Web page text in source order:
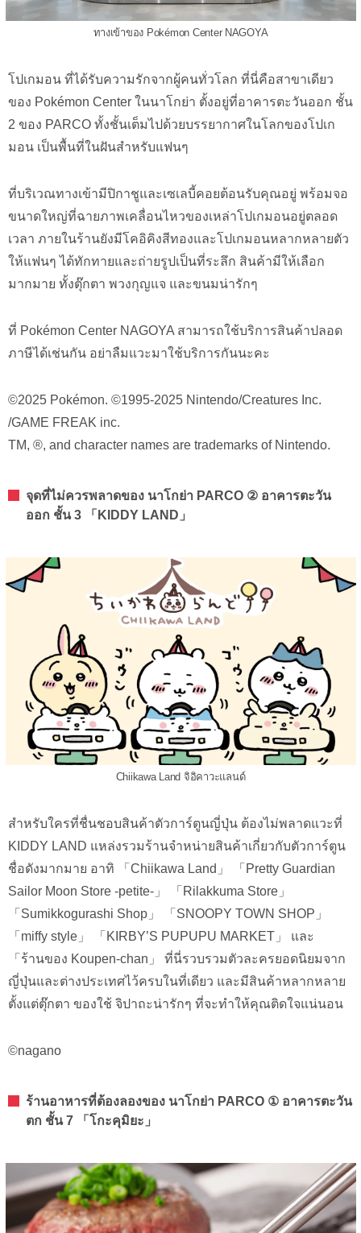
ทางเข้าของ Pokémon Center NAGOYA
โปเกมอน ที่ได้รับความรักจากผู้คนทั่วโลก ที่นี่คือสาขาเดียว
ของ Pokémon Center ในนาโกย่า ตั้งอยู่ที่อาคารตะวันออก ชั้น
2 ของ PARCO ทั้งชั้นเต็มไปด้วยบรรยากาศในโลกของโปเก
มอน เป็นพื้นที่ในฝันสำหรับแฟนๆ
ที่บริเวณทางเข้ามีปิกาชูและเซเลบี้คอยต้อนรับคุณอยู่ พร้อมจอ
ขนาดใหญ่ที่ฉายภาพเคลื่อนไหวของเหล่าโปเกมอนอยู่ตลอด
เวลา ภายในร้านยังมีโคอิคิงสีทองและโปเกมอนหลากหลายตัว
ให้แฟนๆ ได้ทักทายและถ่ายรูปเป็นที่ระลึก สินค้ามีให้เลือก
มากมาย ทั้งตุ๊กตา พวงกุญแจ และขนมน่ารักๆ
ที่ Pokémon Center NAGOYA สามารถใช้บริการสินค้าปลอด
ภาษีได้เช่นกัน อย่าลืมแวะมาใช้บริการกันนะคะ
©2025 Pokémon. ©1995-2025 Nintendo/Creatures Inc.
/GAME FREAK inc.
TM, ®, and character names are trademarks of Nintendo.
จุดที่ไม่ควรพลาดของ นาโกย่า PARCO ② อาคารตะวัน
ออก ชั้น 3 「KIDDY LAND」
Chiikawa Land จิอิคาวะแลนด์
สำหรับใครที่ชื่นชอบสินค้าตัวการ์ตูนญี่ปุ่น ต้องไม่พลาดแวะที่
KIDDY LAND แหล่งรวมร้านจำหน่ายสินค้าเกี่ยวกับตัวการ์ตูน
ชื่อดังมากมาย อาทิ 「Chiikawa Land」 「Pretty Guardian
Sailor Moon Store -petite-」 「Rilakkuma Store」
「Sumikkogurashi Shop」 「SNOOPY TOWN SHOP」
「miffy style」 「KIRBY’S PUPUPU MARKET」 และ
「ร้านของ Koupen-chan」 ที่นี่รวบรวมตัวละครยอดนิยมจาก
ญี่ปุ่นและต่างประเทศไว้ครบในที่เดียว และมีสินค้าหลากหลาย
ตั้งแต่ตุ๊กตา ของใช้ จิปาถะน่ารักๆ ที่จะทำให้คุณติดใจแน่นอน
©nagano
ร้านอาหารที่ต้องลองของ นาโกย่า PARCO ① อาคารตะวัน
ตก ชั้น 7 「โกะคุมิยะ」